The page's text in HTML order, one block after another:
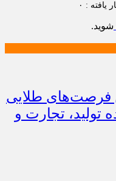
یافته : ۰
شوید.
فرصت‌های طلایی
تولید، تجارت و